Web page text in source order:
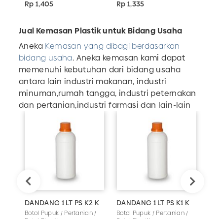
Rp 1,405 Rp 1,335
Jual Kemasan Plastik untuk Bidang Usaha
Aneka Kemasan yang dibagi berdasarkan
bidang usaha. Aneka kemasan kami dapat
memenuhi kebutuhan dari bidang usaha
antara lain industri makanan, industri
minuman,rumah tangga, industri peternakan
dan pertanian,industri farmasi dan lain-lain
DANDANG 1 LT PS K2 K
Botol Pupuk / Pertanian /
DANDANG 1 LT PS K1 K
Botol Pupuk / Pertanian /